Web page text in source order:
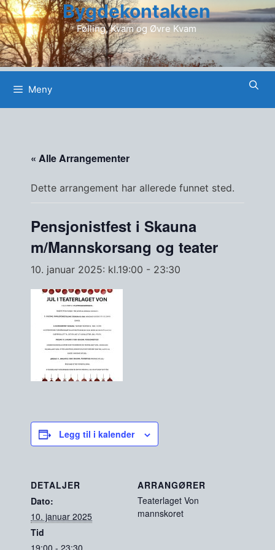
Hopp
til
innhold
Bygdekontakten
Følling, Kvam og Øvre Kvam
Meny
« Alle Arrangementer
Dette arrangement har allerede funnet sted.
Pensjonistfest i Skauna
m/Mannskorsang og teater
10. januar 2025: kl.19:00 - 23:30
Legg til i kalender
DETALJER
Dato:
10. januar 2025
Tid
19:00 - 23:30
ARRANGØRER
Teaterlaget Von
mannskoret